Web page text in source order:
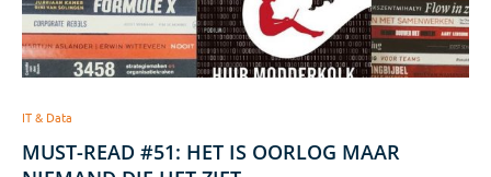
IT & Data
MUST-READ #51: HET IS OORLOG MAAR